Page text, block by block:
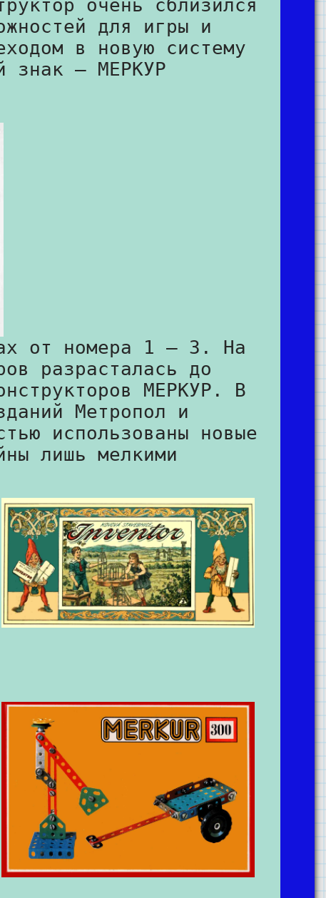
очень сблизился
для игры и
в новую систему
знак – МЕРКУР
от номера 1 – 3. На
разрасталась до
МЕРКУР. В
Метропол и
использованы новые
лишь мелкими